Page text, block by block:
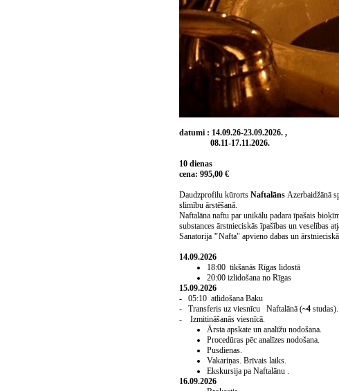
datumi : 14.09.26-23.09.2026. ,
08.11-17.11.2026.
10 dienas
cena: 995,00 €
Daudzprofilu kūrorts Naftalāns Azerbaidžānā
slimību ārstēšanā.
Naftalāna naftu par unikālu padara īpašais
substances ārstnieciskās īpašības un veselības
Sanatorija "Nafta" apvieno dabas un
14.09.2026
18:00 tikšanās Rīgas lidostā
20:00 izlidošana no Rīgas
15.09.2026
- 05:10 atlidošana Baku
- Transferis uz viesnīcu Naftalānā (~4 studas).
- Izmitināšanās viesnīcā.
Ārsta apskate un analīžu nodošana.
Procedūras pēc analīzes nodošana.
Pusdienas.
Vakariņas. Brīvais laiks.
Ekskursija pa Naftalānu .
16.09.2026